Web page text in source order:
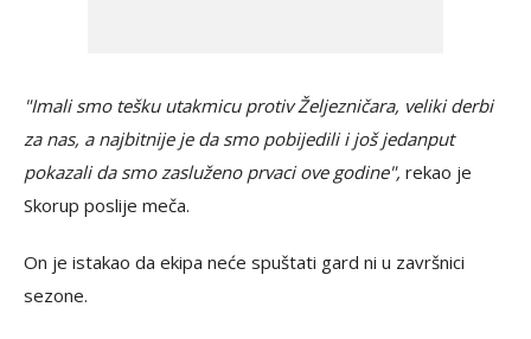
"Imali smo tešku utakmicu protiv Željezničara, veliki derbi
za nas, a najbitnije je da smo pobijedili i još jedanput
pokazali da smo zasluženo prvaci ove godine", rekao je
Skorup poslije meča.
On je istakao da ekipa neće spuštati gard ni u završnici
sezone.